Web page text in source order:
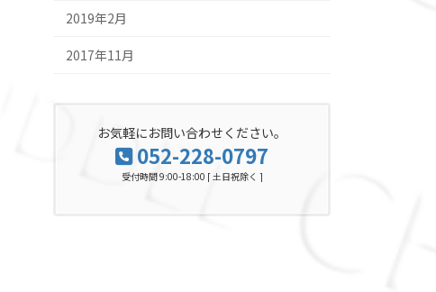
2019年2月
2017年11月
お気軽にお問い合わせください。
052-228-0797
受付時間 9:00-18:00 [ 土日祝除く ]